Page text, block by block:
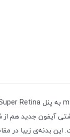
اینچی‌اش، حدود 476 پیکسل را در هر
این بدنه­‌ی زیبا در